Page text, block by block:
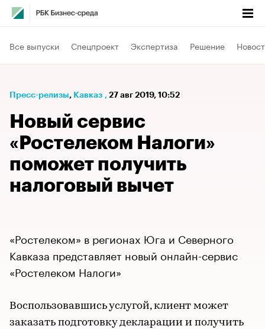
Все выпуски Спецпроект Экспертиза Решение
Пресс-релизы⁠, Кавказ , 27 авг 2019, 10:52
Новый сервис
«Ростелеком Налоги»
поможет получить
налоговый вычет
«Ростелеком» в регионах Юга и Северного
Кавказа представляет новый онлайн-сервис
«Ростелеком Налоги»
Воспользовавшись услугой, клиент может
заказать подготовку декларации и получить